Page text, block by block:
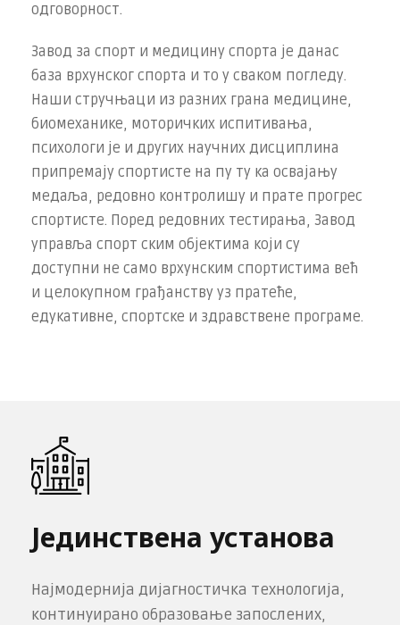
одговорност.
Завод за спорт и медицину спорта је данас
база врхунског спорта и то у сваком погледу.
Наши стручњаци из разних грана медицине,
биомеханике, моторичких испитивања,
психологи­ је и других научних дисциплина
припремају спортисте на пу­ ту ка освајању
медаља, редовно контролишу и прате прогрес
спортисте. Поред редовних тестирања, Завод
управља спорт­ ским објектима који су
доступни не само врхунским спорти­стима већ
и целокупном грађанству уз пратеће,
едукативне, спортске и здравствене програме.
Јединствена установа
Најмодернија дијагностичка технологија,
континуирано образовање запослених,